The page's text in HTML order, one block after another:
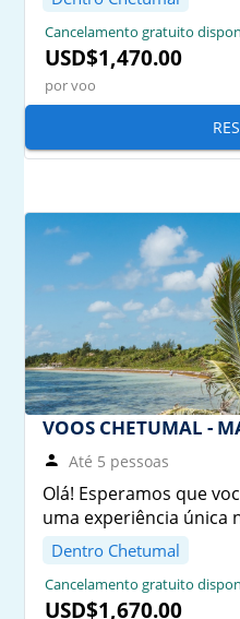
Cancelamento gratuito
USD$1,470.00
por voo
VOOS CHETUMAL -
Até 5 pessoas
Olá! Esperamos que
uma experiência única
Dentro Chetumal
Cancelamento gratuito
USD$1,670.00